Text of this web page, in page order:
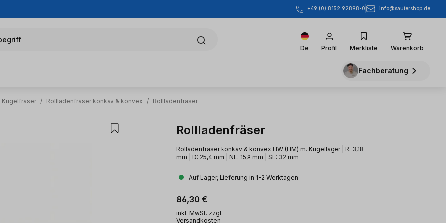
+49 (0) 8152 92898-0 info@sautershop.de
De Profil Merkliste Warenkorb
Fachberatung
Kugelfräser / Rollladenfräser konkav & konvex / Rollladenfräser
Rollladenfräser
Rolladenfräser konkav & konvex HW (HM) m. Kugellager | R: 3,18
mm | D: 25,4 mm | NL: 15,9 mm | SL: 32 mm
Auf Lager, Lieferung in 1-2 Werktagen
Regulärer Preis:
86,30 €
inkl. MwSt. zzgl.
Versandkosten